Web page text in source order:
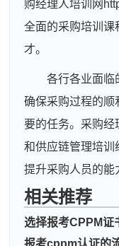
购经理人培训网
全面的采购培训课
才。
各行各业面临
确保采购过程的顺
要的任务。采购经
和供应链管理培训
提升采购人员的能
相关推荐
选择报考CPPM证
报考cppm认证的
周**
刘**